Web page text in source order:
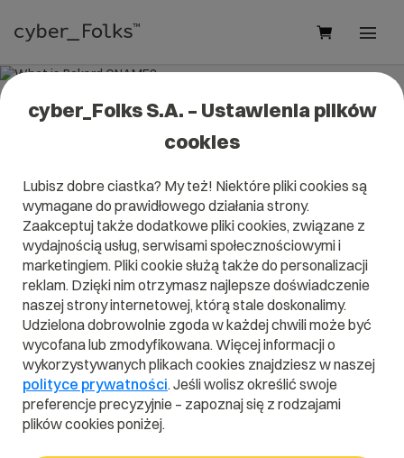
What is Rekord CNAME?
It will help you better understand what exactly it isRekord
CNAMEand what is the meaning to you in everyday use.
A B C D E F G H
I
J
K L M N O P Q
R
S
T U V W X Y Z
cyber_Folks S.A. – Ustawienia plików
cookies
Lubisz dobre ciastka? My też! Niektóre pliki cookies są
wymagane do prawidłowego działania strony.
Zaakceptuj także dodatkowe pliki cookies, związane z
wydajnością usług, serwisami społecznościowymi i
marketingiem. Pliki cookie służą także do personalizacji
reklam. Dzięki nim otrzymasz najlepsze doświadczenie
naszej strony internetowej, którą stale doskonalimy.
Udzielona dobrowolnie zgoda w każdej chwili może być
wycofana lub zmodyfikowana. Więcej informacji o
wykorzystywanych plikach cookies znajdziesz w naszej
polityce prywatności. Jeśli wolisz określić swoje
preferencje precyzyjnie – zapoznaj się z rodzajami
plików cookies poniżej.